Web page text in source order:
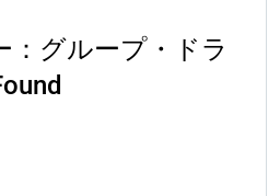
：グループ・ドラ